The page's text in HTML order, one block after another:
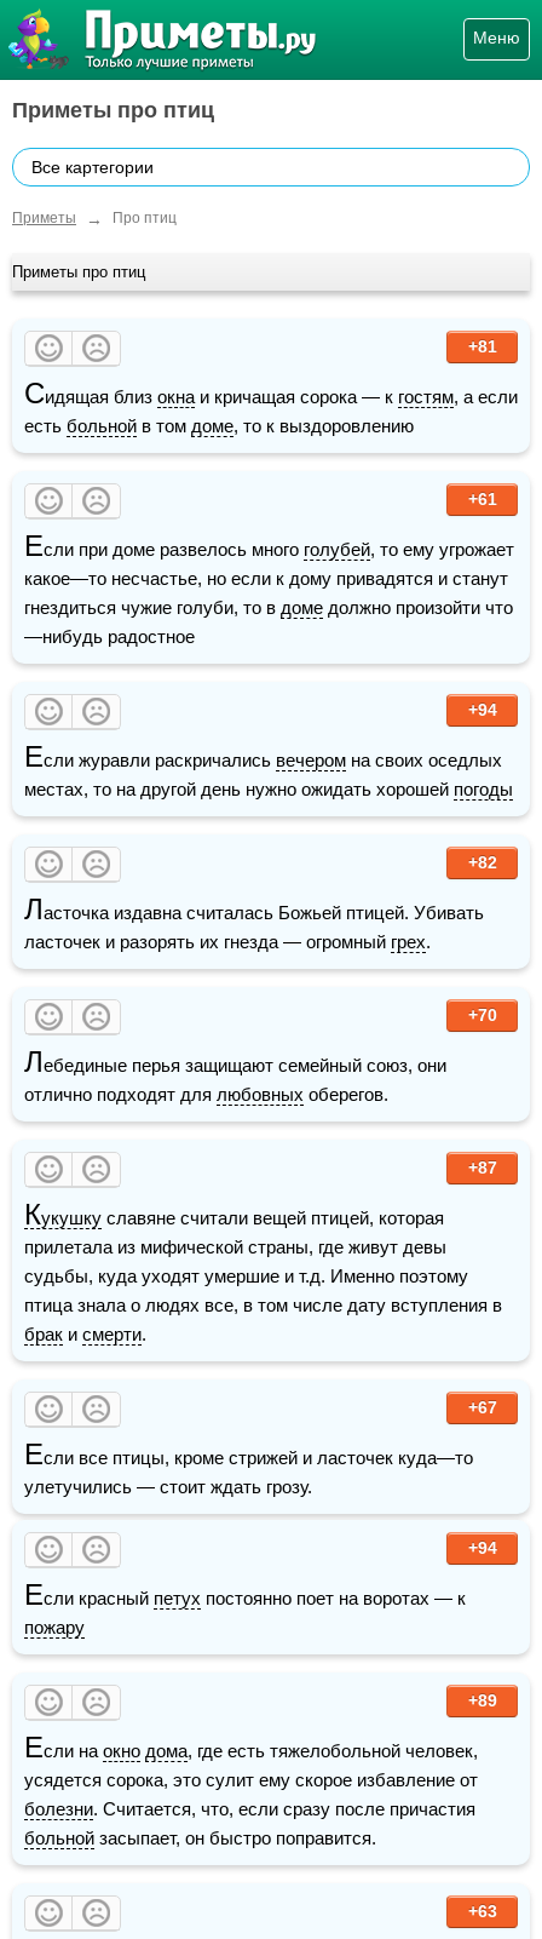
Меню
Приметы про птиц
Все картегории
Приметы → Про птиц
Приметы про птиц
+81
Сидящая близ окна и кричащая сорока — к гостям, а если
есть больной в том доме, то к выздоровлению
+61
Если при доме развелось много голубей, то ему угрожает
какое—то несчастье, но если к дому привадятся и станут
гнездиться чужие голуби, то в доме должно произойти что
—нибудь радостное
+94
Если журавли раскричались вечером на своих оседлых
местах, то на другой день нужно ожидать хорошей погоды
+82
Ласточка издавна считалась Божьей птицей. Убивать
ласточек и разорять их гнезда — огромный грех.
+70
Лебединые перья защищают семейный союз, они
отлично подходят для любовных оберегов.
+87
Кукушку славяне считали вещей птицей, которая
прилетала из мифической страны, где живут девы
судьбы, куда уходят умершие и т.д. Именно поэтому
брак и смерти.
+67
Если все птицы, кроме стрижей и ласточек куда—то
улетучились — стоит ждать грозу.
+94
Если красный петух
пожару
+89
Если на окно дома, где есть тяжелобольной человек,
болезни
больной засыпает, он быстро поправится.
+63